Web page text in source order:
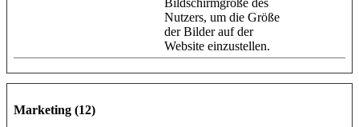
Bildschirmgröße des
Nutzers, um die Größe
der Bilder auf der
Website einzustellen.
Marketing (12)